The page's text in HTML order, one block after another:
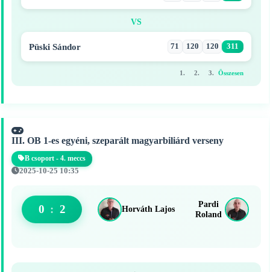
VS
Püski Sándor 71 120 120 311
1. 2. 3. Összesen
III. OB 1-es egyéni, szeparált magyarbiliárd verseny
B csoport - 4. meccs
2025-10-25 10:35
Horváth Lajos
0 : 2
Pardi
Roland